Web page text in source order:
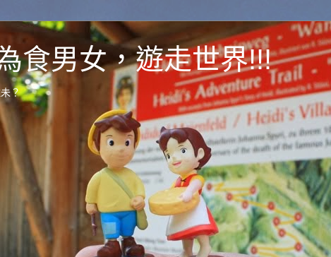
食男女，遊走世界!!!
？